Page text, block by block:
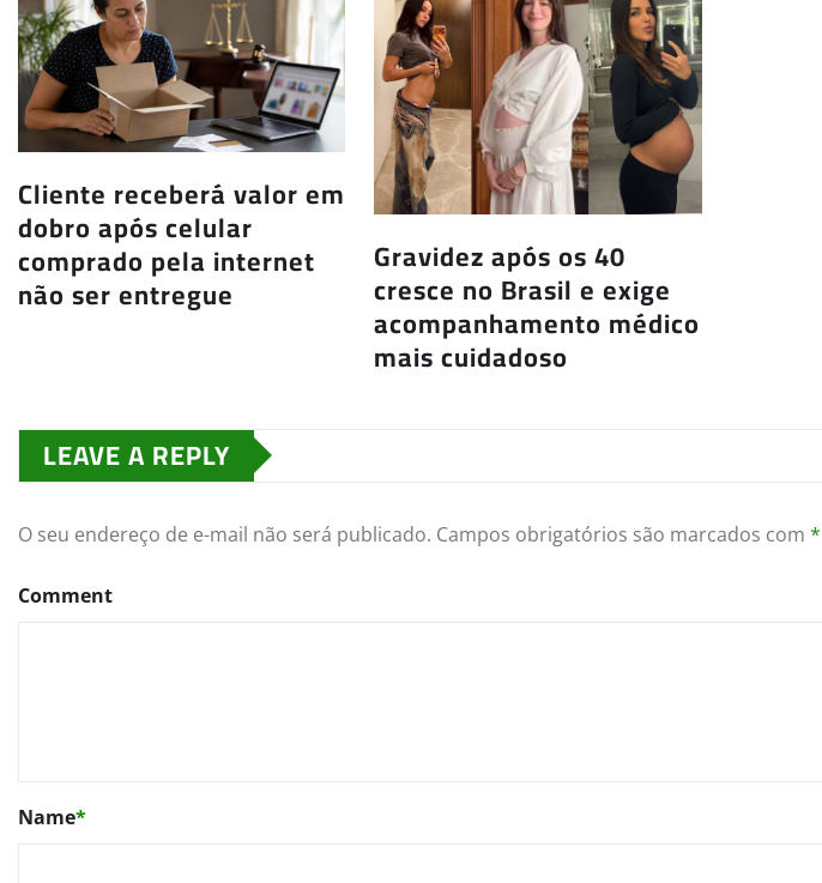
Cliente receberá valor em
dobro após celular
comprado pela internet
não ser entregue
Gravidez após os 40
cresce no Brasil e exige
acompanhamento médico
mais cuidadoso
LEAVE A REPLY
O seu endereço de e-mail não será publicado. Campos obrigatórios são marcados com *
Comment
Name*